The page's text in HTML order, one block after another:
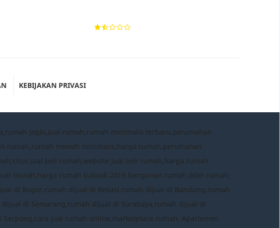
KEBIJAKAN PRIVASI
joglo,jual rumah,rumah minimalis terbaru,perumahan
mewah minimalis,harga rumah,perumahan
jual beli rumah,website jual beli rumah,harga rumah
murah,harga rumah subsidi 2019,bangunan rumah,iklan rumah,
di Bogor,rumah dijual di Bekasi,rumah dijual di Bandung,rumah
di Semarang,rumah dijual di Surabaya,rumah dijual di
jual rumah online,marketplace rumah. Apartemen